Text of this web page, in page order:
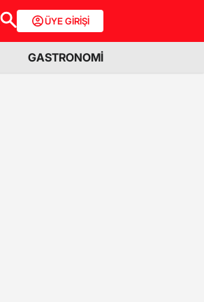
ÜYE GİRİŞİ
GASTRONOMİ